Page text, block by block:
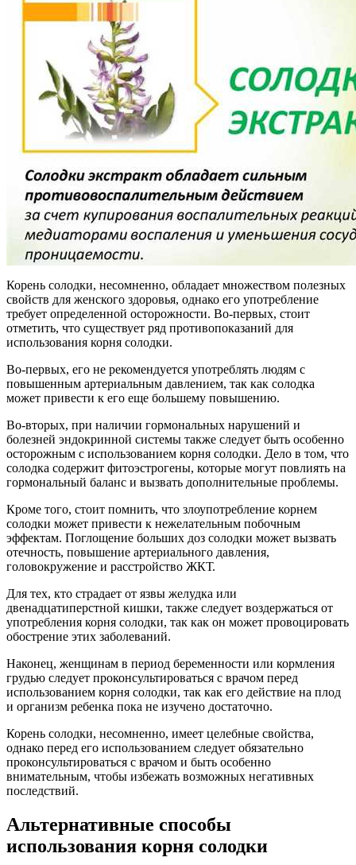
Корень солодки, несомненно, обладает множеством полезных
свойств для женского здоровья, однако его употребление
требует определенной осторожности. Во-первых, стоит
отметить, что существует ряд противопоказаний для
использования корня солодки.
Во-первых, его не рекомендуется употреблять людям с
повышенным артериальным давлением, так как солодка
может привести к его еще большему повышению.
Во-вторых, при наличии гормональных нарушений и
болезней эндокринной системы также следует быть особенно
осторожным с использованием корня солодки. Дело в том, что
солодка содержит фитоэстрогены, которые могут повлиять на
гормональный баланс и вызвать дополнительные проблемы.
Кроме того, стоит помнить, что злоупотребление корнем
солодки может привести к нежелательным побочным
эффектам. Поглощение больших доз солодки может вызвать
отечность, повышение артериального давления,
головокружение и расстройство ЖКТ.
Для тех, кто страдает от язвы желудка или
двенадцатиперстной кишки, также следует воздержаться от
употребления корня солодки, так как он может провоцировать
обострение этих заболеваний.
Наконец, женщинам в период беременности или кормления
грудью следует проконсультироваться с врачом перед
использованием корня солодки, так как его действие на плод
и организм ребенка пока не изучено достаточно.
Корень солодки, несомненно, имеет целебные свойства,
однако перед его использованием следует обязательно
проконсультироваться с врачом и быть особенно
внимательным, чтобы избежать возможных негативных
последствий.
Альтернативные способы
использования корня солодки